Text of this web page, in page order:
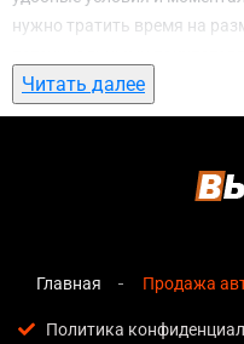
нужно тратить время на
ожидание. С нами вы можете
Киеввсего за 1 день.
продажа авто в
озвучивается сразу
Прозрачные условия
Читать далее
Главная Продажа
Политика